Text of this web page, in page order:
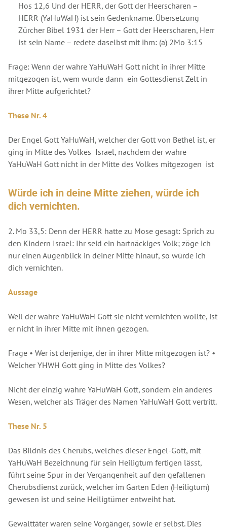
Hos 12,6 Und der HERR, der Gott der Heerscharen –
HERR (YaHuWaH) ist sein Gedenkname. Übersetzung
Zürcher Bibel 1931 der Herr – Gott der Heerscharen, Herr
ist sein Name – redete daselbst mit ihm: (a) 2Mo 3:15
Frage: Wenn der wahre YaHuWaH Gott nicht in ihrer Mitte
mitgezogen ist, wem wurde dann ein Gottesdienst Zelt in
ihrer Mitte aufgerichtet?
These Nr. 4
Der Engel Gott YaHuWaH, welcher der Gott von Bethel ist, er
ging in Mitte des Volkes Israel, nachdem der wahre
YaHuWaH Gott nicht in der Mitte des Volkes mitgezogen ist
Würde ich in deine Mitte ziehen, würde ich
dich vernichten.
2. Mo 33,5: Denn der HERR hatte zu Mose gesagt: Sprich zu
den Kindern Israel: Ihr seid ein hartnäckiges Volk; zöge ich
nur einen Augenblick in deiner Mitte hinauf, so würde ich
dich vernichten.
Aussage
Weil der wahre YaHuWaH Gott sie nicht vernichten wollte, ist
er nicht in ihrer Mitte mit ihnen gezogen.
Frage • Wer ist derjenige, der in ihrer Mitte mitgezogen ist? •
Welcher YHWH Gott ging in Mitte des Volkes?
Nicht der einzig wahre YaHuWaH Gott, sondern ein anderes
Wesen, welcher als Träger des Namen YaHuWaH Gott vertritt.
These Nr. 5
Das Bildnis des Cherubs, welches dieser Engel-Gott, mit
YaHuWaH Bezeichnung für sein Heiligtum fertigen lässt,
führt seine Spur in der Vergangenheit auf den gefallenen
Cherubsdienst zurück, welcher im Garten Eden (Heiligtum)
gewesen ist und seine Heiligtümer entweiht hat.
Gewalttäter waren seine Vorgänger, sowie er selbst. Dies